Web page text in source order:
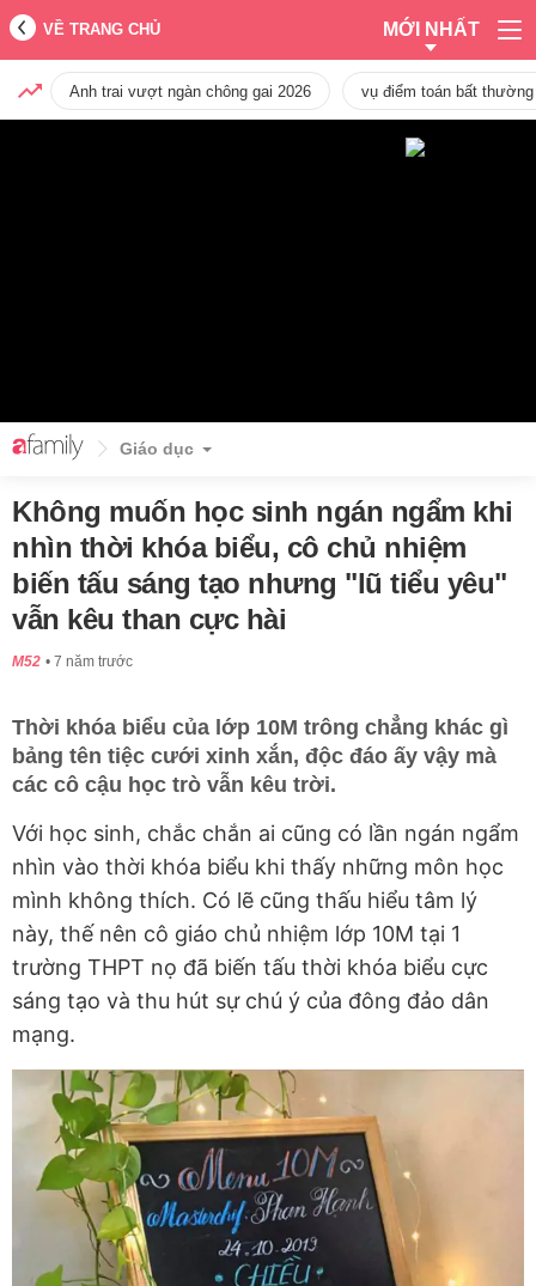
VỀ TRANG CHỦ MỚI NHẤT
Anh trai vượt ngàn chông gai 2026 vụ điểm toán bất
Giáo dục
Không muốn học sinh ngán ngẩm khi
nhìn thời khóa biểu, cô chủ nhiệm
biến tấu sáng tạo nhưng "lũ tiểu yêu"
vẫn kêu than cực hài
M52 7 năm trước
Thời khóa biểu của lớp 10M trông chẳng khác gì
bảng tên tiệc cưới xinh xắn, độc đáo ấy vậy mà
các cô cậu học trò vẫn kêu trời.
Với học sinh, chắc chắn ai cũng có lần ngán ngẩm
nhìn vào thời khóa biểu khi thấy những môn học
mình không thích. Có lẽ cũng thấu hiểu tâm lý
này, thế nên cô giáo chủ nhiệm lớp 10M tại 1
trường THPT nọ đã biến tấu thời khóa biểu cực
sáng tạo và thu hút sự chú ý của đông đảo dân
mạng.